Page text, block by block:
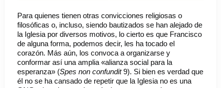
Para quienes tienen otras convicciones religiosas o
filosóficas o, incluso, siendo bautizados se han alejado de
la Iglesia por diversos motivos, lo cierto es que Francisco
de alguna forma, podemos decir, les ha tocado el
corazón. Más aún, los convoca a organizarse y
conformar así una amplia «alianza social para la
esperanza» (Spes non confundit9). Si bien es verdad que
él no se ha cansado de repetir que la Iglesia no es una